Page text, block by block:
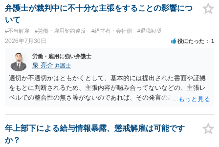
をお勧めします。 ・事務所側の解除でも、解除理由によってはタレン
ト側に損害賠償が発生する建付けになっていることはあります。ただ
し、事務所側が一方的に解除したのにタレントへ違約金を課す設計
は、合理性や対価性を欠くとして争いやすいです。逆に、タレント側
の重大な契約違反がある場合は、実損害の範囲で請求される可能性は
あります。
弁護士が裁判中に不十分な主張をすることの影響につ
いて
#不当解雇 #労働・雇用契約違反 #経営者・会社側 #退職勧奨
2026年7月30日 役にたった 1
労働・雇用に強い弁護士
泉 亮介 弁護士
適切か不適切かはともかくとして、基本的には提出された書面や証拠
をもとに判断されるため、主張内容が噛み合ってないなどの、主張レ
ベルでの整合性の無さ等がないのであれば、その発言のみで大きく不
年上部下による給与情報暴露、懲戒解雇は可能です
か？